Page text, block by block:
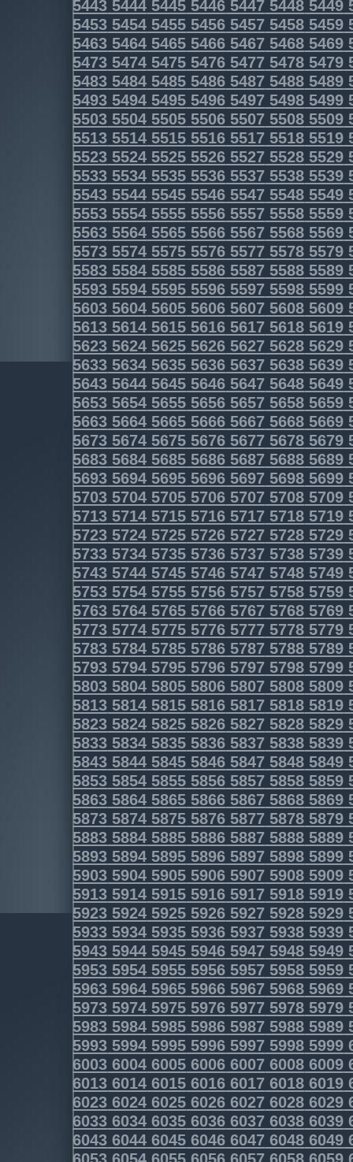
5443 5444 5445 5446 5447 5448 5449
5453 5454 5455 5456 5457 5458 5459
5463 5464 5465 5466 5467 5468 5469
5473 5474 5475 5476 5477 5478 5479
5483 5484 5485 5486 5487 5488 5489
5493 5494 5495 5496 5497 5498 5499
5503 5504 5505 5506 5507 5508 5509
5513 5514 5515 5516 5517 5518 5519
5523 5524 5525 5526 5527 5528 5529
5533 5534 5535 5536 5537 5538 5539
5543 5544 5545 5546 5547 5548 5549
5553 5554 5555 5556 5557 5558 5559
5563 5564 5565 5566 5567 5568 5569
5573 5574 5575 5576 5577 5578 5579
5583 5584 5585 5586 5587 5588 5589
5593 5594 5595 5596 5597 5598 5599
5603 5604 5605 5606 5607 5608 5609
5613 5614 5615 5616 5617 5618 5619
5623 5624 5625 5626 5627 5628 5629
5633 5634 5635 5636 5637 5638 5639
5643 5644 5645 5646 5647 5648 5649
5653 5654 5655 5656 5657 5658 5659
5663 5664 5665 5666 5667 5668 5669
5673 5674 5675 5676 5677 5678 5679
5683 5684 5685 5686 5687 5688 5689
5693 5694 5695 5696 5697 5698 5699
5703 5704 5705 5706 5707 5708 5709
5713 5714 5715 5716 5717 5718 5719
5723 5724 5725 5726 5727 5728 5729
5733 5734 5735 5736 5737 5738 5739
5743 5744 5745 5746 5747 5748 5749
5753 5754 5755 5756 5757 5758 5759
5763 5764 5765 5766 5767 5768 5769
5773 5774 5775 5776 5777 5778 5779
5783 5784 5785 5786 5787 5788 5789
5793 5794 5795 5796 5797 5798 5799
5803 5804 5805 5806 5807 5808 5809
5813 5814 5815 5816 5817 5818 5819
5823 5824 5825 5826 5827 5828 5829
5833 5834 5835 5836 5837 5838 5839
5843 5844 5845 5846 5847 5848 5849
5853 5854 5855 5856 5857 5858 5859
5863 5864 5865 5866 5867 5868 5869
5873 5874 5875 5876 5877 5878 5879
5883 5884 5885 5886 5887 5888 5889
5893 5894 5895 5896 5897 5898 5899
5903 5904 5905 5906 5907 5908 5909
5913 5914 5915 5916 5917 5918 5919
5923 5924 5925 5926 5927 5928 5929
5933 5934 5935 5936 5937 5938 5939
5943 5944 5945 5946 5947 5948 5949
5953 5954 5955 5956 5957 5958 5959
5963 5964 5965 5966 5967 5968 5969
5973 5974 5975 5976 5977 5978 5979
5983 5984 5985 5986 5987 5988 5989
5993 5994 5995 5996 5997 5998 5999
6003 6004 6005 6006 6007 6008 6009
6013 6014 6015 6016 6017 6018 6019
6023 6024 6025 6026 6027 6028 6029
6033 6034 6035 6036 6037 6038 6039
6043 6044 6045 6046 6047 6048 6049